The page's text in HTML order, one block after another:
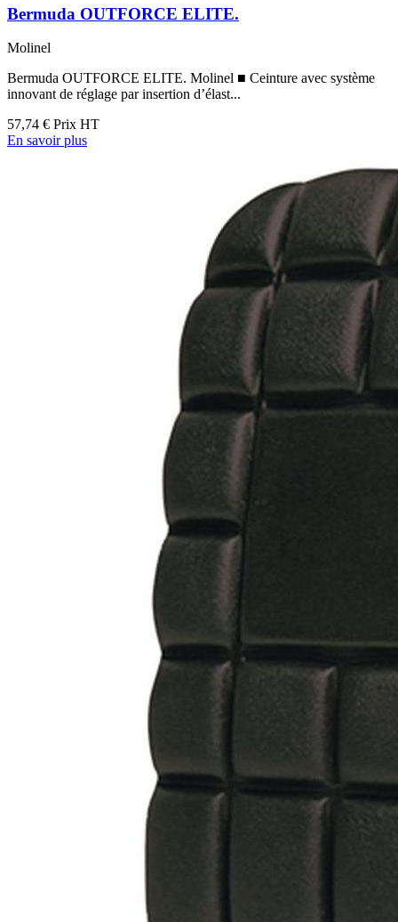
Bermuda OUTFORCE ELITE.
Molinel
Bermuda OUTFORCE ELITE. Molinel ■ Ceinture avec système
innovant de réglage par insertion d’élast...
57,74 € Prix HT
En savoir plus